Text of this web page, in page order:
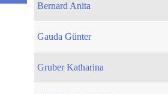
Bernard Anita
Gauda Günter
Gruber Katharina